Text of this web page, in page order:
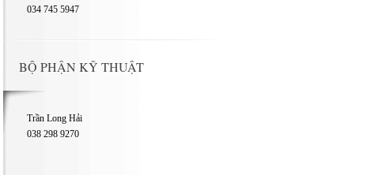
034 745 5947
BỘ PHẬN KỸ THUẬT
Trần Long Hải
038 298 9270